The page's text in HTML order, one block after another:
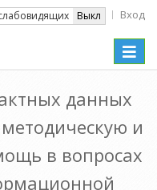
Выкл Вход
Toggle
данных
и
в вопросах